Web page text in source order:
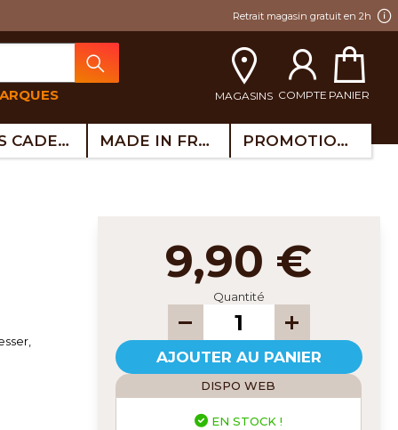
Retrait magasin gratuit en 2h
MAGASINS COMPTE PANIER
IDÉES CADEAUX MADE IN FRANCE PROMOTIONS
9,90 €
Quantité
AJOUTER AU PANIER
DISPO WEB
EN STOCK !